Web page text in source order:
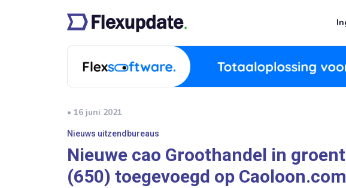
• 16 juni 2021
Nieuws uitzendbureaus
Nieuwe cao Groothandel in
(650) toegevoegd op Caoloon.com